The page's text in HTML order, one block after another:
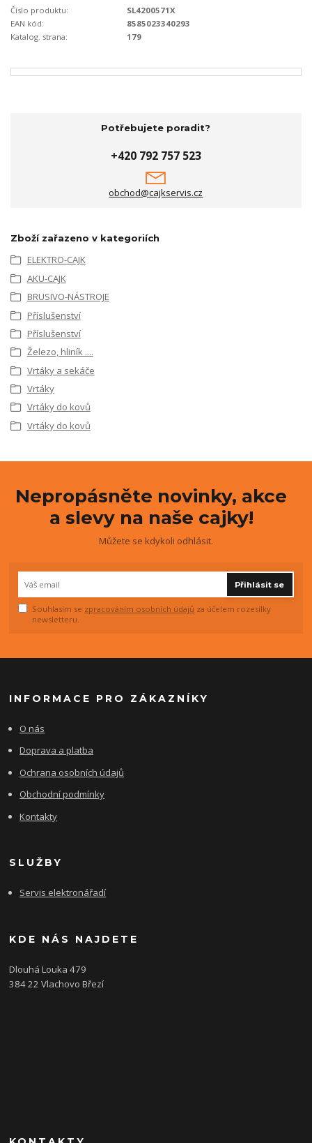
Číslo produktu:
SL4200571X
EAN kód:
8585023340293
Katalog. strana:
179
Potřebujete poradit?
+420 792 757 523
obchod@cajkservis.cz
Zboží zařazeno v kategoriích
ELEKTRO-CAJK
AKU-CAJK
BRUSIVO-NÁSTROJE
Příslušenství
Příslušenství
Železo, hliník ....
Vrtáky a sekáče
Vrtáky
Vrtáky do kovů
Vrtáky do kovů
Nepropásněte novinky, akce
a slevy na naše cajky!
Můžete se kdykoli odhlásit.
Přihlásit se
Souhlasím se zpracováním osobních údajů za účelem rozesílky
newsletteru.
INFORMACE PRO ZÁKAZNÍKY
O nás
Doprava a platba
Ochrana osobních údajů
Obchodní podmínky
Kontakty
SLUŽBY
Servis elektronářadí
KDE NÁS NAJDETE
Dlouhá Louka 479
384 22 Vlachovo Březí